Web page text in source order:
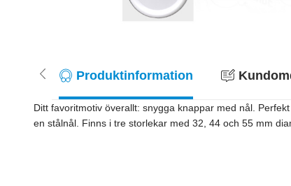
Produktinformation
Ditt favoritmotiv överallt: snygga knappar med nål.
en stålnål. Finns i tre storlekar med 32, 44 och 55 mm